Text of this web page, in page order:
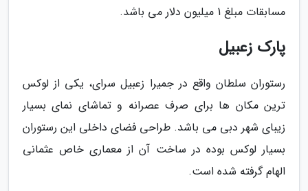
مسابقات مبلغ 1 میلیون دلار می باشد.
پارک زعبیل
رستوران سلطان واقع در جمیرا زعبیل سرای، یکی از لوکس
ترین مکان ها برای صرف عصرانه و تماشای نمای بسیار
زیبای شهر دبی می باشد. طراحی فضای داخلی این رستوران
بسیار لوکس بوده در ساخت آن از معماری خاص عثمانی
الهام گرفته شده است.